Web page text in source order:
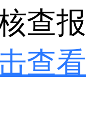
查报
查看